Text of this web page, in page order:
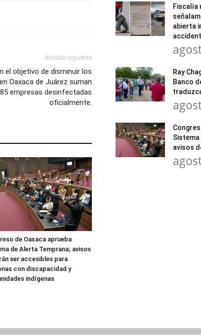
Artículo siguiente
el objetivo de disminuir los
Oaxaca de Juárez suman
empresas desinfectadas
oficialmente.
de Oaxaca aprueba
de Alerta Temprana; avisos
ser accesibles para
con discapacidad y
indígenas
Fiscalía
abierta
Ray
Banco
avisos